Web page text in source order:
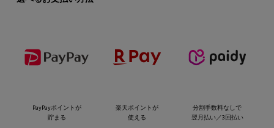
PayPayポイントが
貯まる
楽天ポイントが
使える
分割手数料なしで
翌月払い／3回払い